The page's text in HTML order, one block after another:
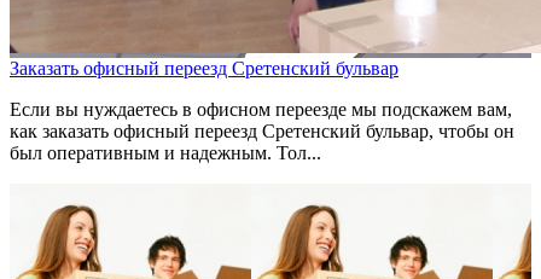
Заказать офисный переезд Сретенский бульвар
Если вы нуждаетесь в офисном переезде мы подскажем вам,
как заказать офисный переезд Сретенский бульвар, чтобы он
был оперативным и надежным. Тол...